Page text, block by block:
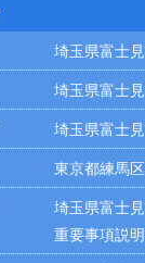
埼玉県富士
埼玉県富士
埼玉県富士
東京都練馬
埼玉県富士
重要事項説